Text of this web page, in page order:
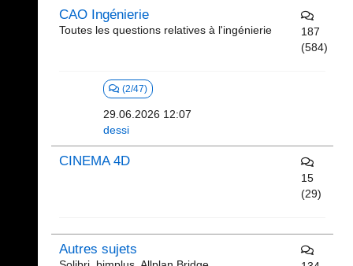
CAO Ingénierie
Toutes les questions relatives à l'ingénierie
187
(584)
(2/47)
29.06.2026 12:07
dessi
CINEMA 4D
15
(29)
Autres sujets